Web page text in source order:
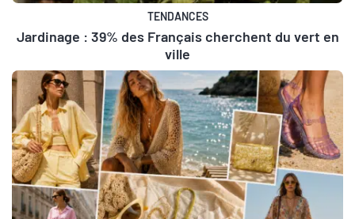
TENDANCES
Jardinage : 39% des Français cherchent du vert en
ville